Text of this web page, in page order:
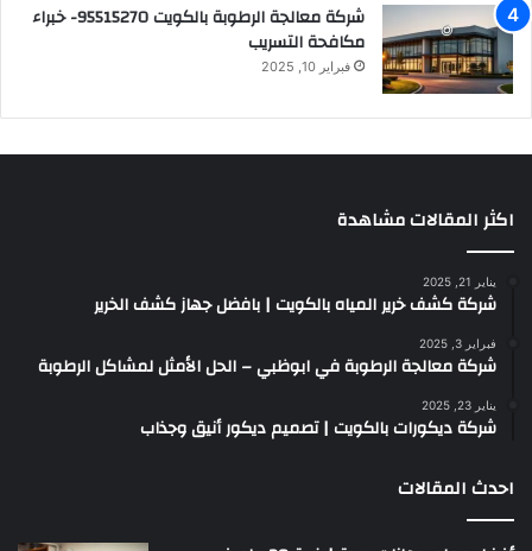
شركة معالجة الرطوبة بالكويت 95515270- خبراء
مكافحة التسريب
فبراير 10, 2025
اكثر المقالات مشاهدة
يناير 21, 2025
شركة كشف خرير المياه بالكويت | بافضل جهاز كشف الخرير
فبراير 3, 2025
شركة معالجة الرطوبة في ابوظبي – الحل الأمثل لمشاكل الرطوبة
يناير 23, 2025
شركة ديكورات بالكويت | تصميم ديكور أنيق وجذاب
احدث المقالات